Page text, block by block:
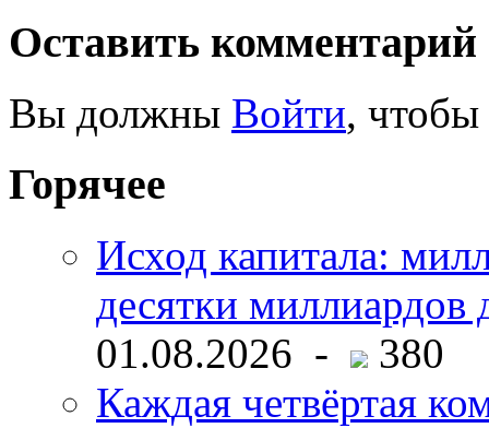
Оставить комментарий
Вы должны Войти, чтобы
Горячее
Исход капитала:
десятки миллиардов
01.08.2026 -
380
Каждая четвёртая